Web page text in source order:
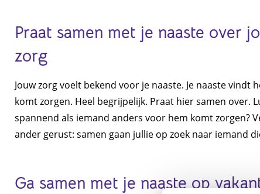
Praat samen met je naaste over
zorg
Jouw zorg voelt bekend voor je naaste. Je naaste
komt zorgen. Heel begrijpelijk. Praat hier samen over.
spannend als iemand anders voor hem komt zorgen?
ander gerust: samen gaan jullie op zoek naar iemand
Ga samen met je naaste op